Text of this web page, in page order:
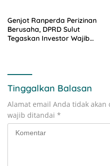
Genjot Ranperda Perizinan
Berusaha, DPRD Sulut
Tegaskan Investor Wajib
Tinggalkan Balasan
Alamat email Anda tidak akan
wajib ditandai *